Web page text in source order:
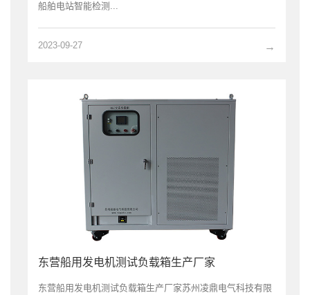
船舶电站智能检测...
→
2023-09-27
东营船用发电机测试负载箱生产厂家
东营船用发电机测试负载箱生产厂家苏州凌鼎电气科技有限